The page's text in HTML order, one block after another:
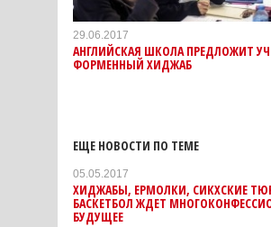
29.06.2017
АНГЛИЙСКАЯ ШКОЛА ПРЕДЛОЖИТ
ФОРМЕННЫЙ ХИДЖАБ
ЕЩЕ НОВОСТИ ПО ТЕМЕ
05.05.2017
ХИДЖАБЫ, ЕРМОЛКИ, СИКХСКИЕ
БАСКЕТБОЛ ЖДЕТ
БУДУЩЕЕ